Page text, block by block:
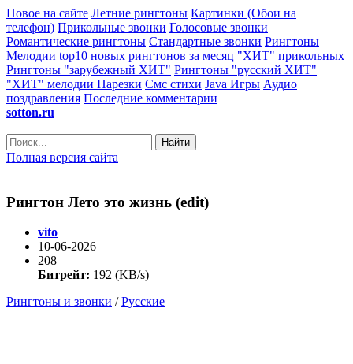
Новое на сайте Летние рингтоны Картинки (Обои на
телефон) Прикольные звонки Голосовые звонки
Романтические рингтоны Стандартные звонки Рингтоны
Мелодии top10 новых рингтонов за месяц "ХИТ" прикольных
Рингтоны "зарубежный ХИТ" Рингтоны "русский ХИТ"
"ХИТ" мелодии Нарезки Смс стихи Java Игры Аудио
поздравления Последние комментарии
sotton.ru
Найти
Полная версия сайта
Рингтон Лето это жизнь (edit)
vito
10-06-2026
208
Битрейт: 192 (KB/s)
Рингтоны и звонки /Русские